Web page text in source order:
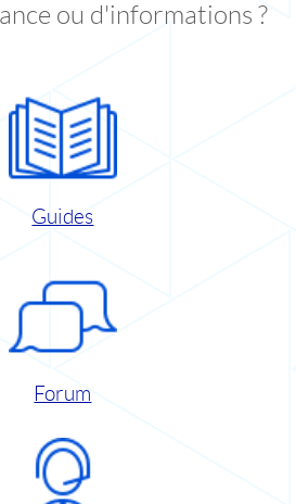
ou d'informations ?
Guides
Forum